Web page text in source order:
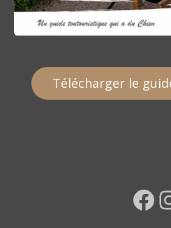
Télécharger le
Facebook